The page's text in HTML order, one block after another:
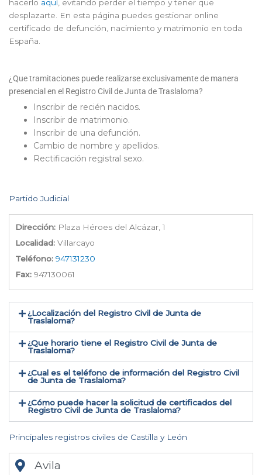
hacerlo aquí, evitando perder el tiempo y tener que
desplazarte. En esta página puedes gestionar online
certificado de defunción, nacimiento y matrimonio en toda
España.
¿Que tramitaciones puede realizarse exclusivamente de manera
presencial en el Registro Civil de Junta de Traslaloma?
Inscribir de recién nacidos.
Inscribir de matrimonio.
Inscribir de una defunción.
Cambio de nombre y apellidos.
Rectificación registral sexo.
Partido Judicial
Dirección: Plaza Héroes del Alcázar, 1
Localidad: Villarcayo
Teléfono: 947131230
Fax: 947130061
¿Localización del Registro Civil de Junta de
Traslaloma​?
¿Que horario tiene el Registro Civil de Junta de
Traslaloma?
¿Cual es el teléfono de información del Registro Civil
de Junta de Traslaloma​?
¿Cómo puede hacer la solicitud de certificados del
Registro Civil de Junta de Traslaloma​?
Principales registros civiles de Castilla y León
Avila